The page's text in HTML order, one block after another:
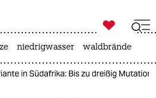
zahl ich
ich

taz zahl ich
niedrigwasser waldbrände
in Südafrika: Bis zu dreißig